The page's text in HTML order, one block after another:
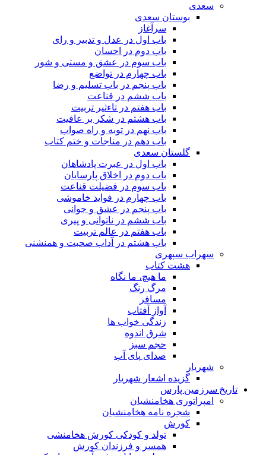
سعدی
بوستان سعدی
سرآغاز
باب اول در عدل و تدبیر و رای
باب دوم در احسان
باب سوم در عشق و مستی و شور
باب چهارم در تواضع
باب پنجم در باب تسلیم و رضا
باب ششم در قناعت
باب هفتم در تاءثیر تربیت
باب هشتم در شکر بر عافیت
باب نهم در توبه و راه صواب
باب دهم در مناجات و ختم کتاب
گلستان سعدی
باب اول در عبرت پادشاهان
باب دوم در اخلاق پارسایان
باب سوم در فضیلت قناعت
باب چهارم در فواید خاموشى
باب پنجم در عشق و جوانى
باب ششم در ناتوانى و پیرى
باب هفتم در عالم تربیت
باب هشتم در آداب صحبت و همنشنى
سهراب سپهری
هشت کتاب
ما هیچ، ما نگاه
مرگ رنگ
مسافر
آواز آفتاب
زندگی خواب ها
شرق اندوه
حجم سبز
صدای پای آب
شهریار
گزیده اشعار شهریار
تاریخ سرزمین پارس
امپراتوری هخامنشیان
شجره نامه هخامنشیان
کورش
تولد و کودکی کورش هخامنشی
همسر و فرزندان کورش